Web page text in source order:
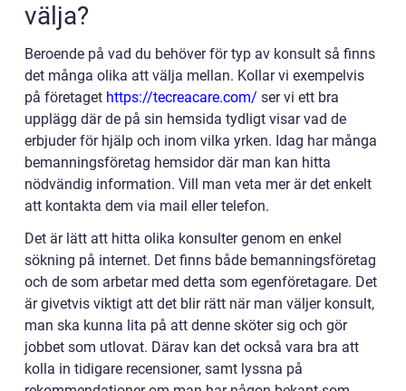
välja?
Beroende på vad du behöver för typ av konsult så finns
det många olika att välja mellan. Kollar vi exempelvis
på företaget https://tecreacare.com/ ser vi ett bra
upplägg där de på sin hemsida tydligt visar vad de
erbjuder för hjälp och inom vilka yrken. Idag har många
bemanningsföretag hemsidor där man kan hitta
nödvändig information. Vill man veta mer är det enkelt
att kontakta dem via mail eller telefon.
Det är lätt att hitta olika konsulter genom en enkel
sökning på internet. Det finns både bemanningsföretag
och de som arbetar med detta som egenföretagare. Det
är givetvis viktigt att det blir rätt när man väljer konsult,
man ska kunna lita på att denne sköter sig och gör
jobbet som utlovat. Därav kan det också vara bra att
kolla in tidigare recensioner, samt lyssna på